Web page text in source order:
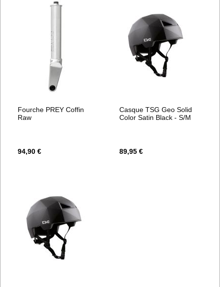
Fourche PREY Coffin
Raw
94,90 €
Casque TSG Geo Solid
Color Satin Black - S/M
89,95 €